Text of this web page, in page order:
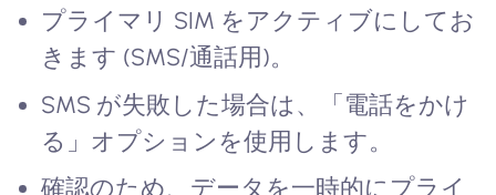
プライマリ SIM をアクティブにしてお
きます (SMS/通話用)。
SMS が失敗した場合は、「電話をかけ
る」オプションを使用します。
確認のため、データを一時的にプライ